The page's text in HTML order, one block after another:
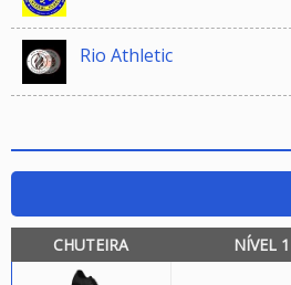
Rio Athletic
CHUTEIRA NÍVEL 1